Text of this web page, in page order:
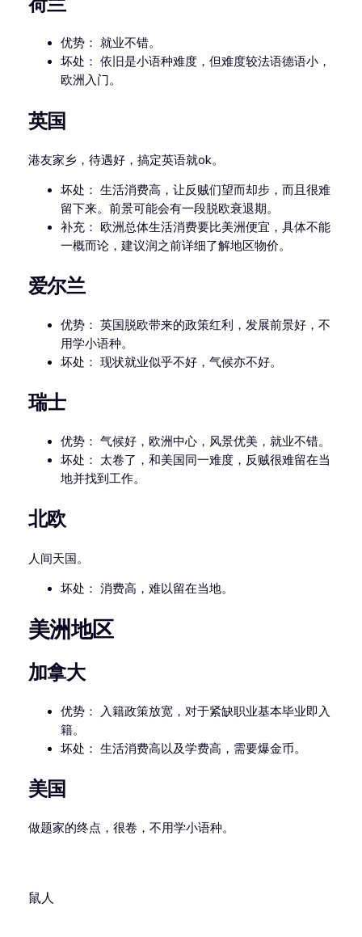
优势： 就业不错。
坏处： 依旧是小语种难度，但难度较法语德语小，
欧洲入门。
英国
港友家乡，待遇好，搞定英语就ok。
坏处： 生活消费高，让反贼们望而却步，而且很难
留下来。前景可能会有一段脱欧衰退期。
补充： 欧洲总体生活消费要比美洲便宜，具体不能
一概而论，建议润之前详细了解地区物价。
爱尔兰
优势： 英国脱欧带来的政策红利，发展前景好，不
用学小语种。
坏处： 现状就业似乎不好，气候亦不好。
瑞士
优势： 气候好，欧洲中心，风景优美，就业不错。
坏处： 太卷了，和美国同一难度，反贼很难留在当
地并找到工作。
北欧
人间天国。
坏处： 消费高，难以留在当地。
美洲地区
加拿大
优势： 入籍政策放宽，对于紧缺职业基本毕业即入
籍。
坏处： 生活消费高以及学费高，需要爆金币。
美国
做题家的终点，很卷，不用学小语种。
鼠人